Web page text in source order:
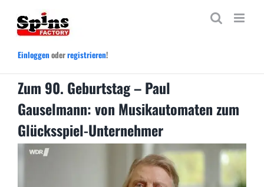
Inhalt
springen
Einloggenoderregistrieren!
Zum 90. Geburtstag – Paul
Gauselmann: von Musikautomaten zum
Glücksspiel-Unternehmer